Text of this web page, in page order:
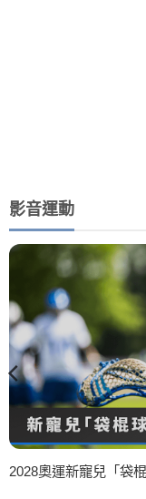
影音運動
2028奧運新寵兒「袋